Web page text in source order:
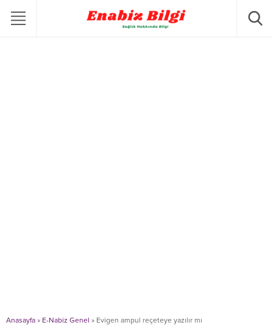
Anasayfa » E-Nabiz Genel » Evigen ampul reçeteye yazılır mı